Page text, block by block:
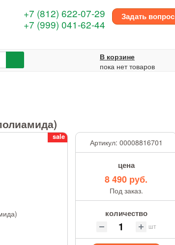
Задать вопрос
+7 (812) 622-07-29
+7 (999) 041-62-44
В корзине
пока нет товаров
sale
Артикул: 00008816701
цена
8 490 руб.
Под заказ.
количество
шт